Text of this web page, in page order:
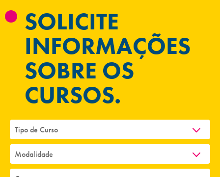
SOLICITE
INFORMAÇÕES
SOBRE OS
CURSOS.